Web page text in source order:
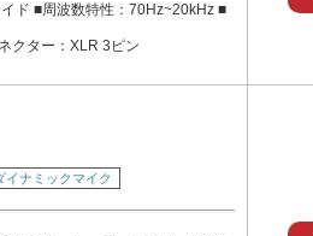
ド ■周波数特性：70Hz~20kHz ■
クター：XLR 3ピン
イナミックマイク